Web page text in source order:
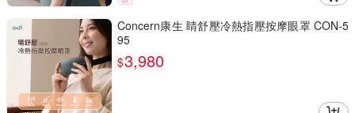
Concern康生 睛舒壓冷熱指壓按摩眼罩 CON-5
95
$3,980